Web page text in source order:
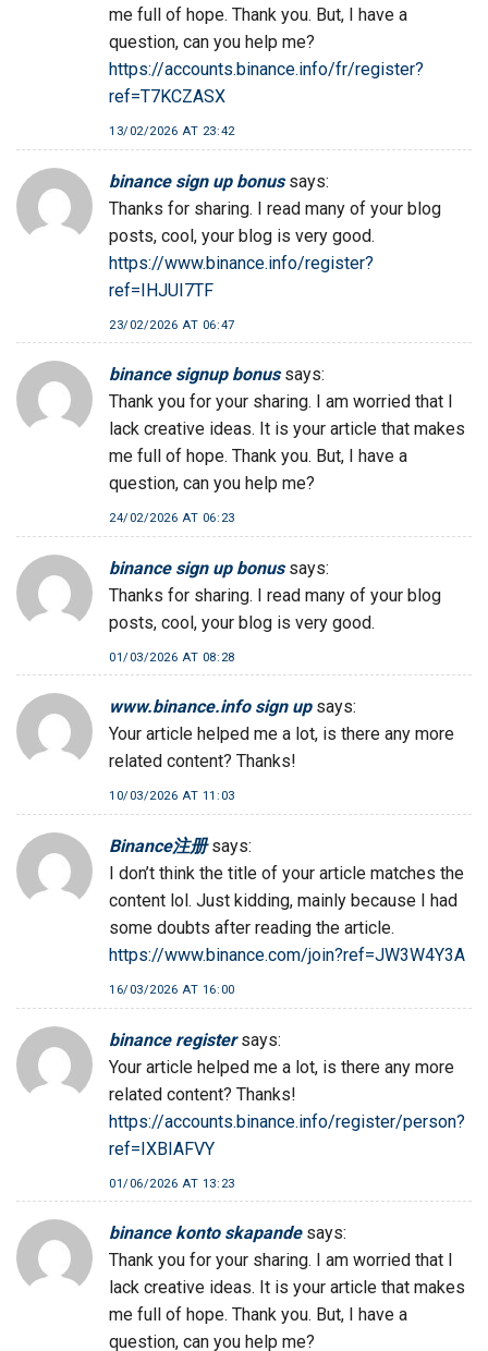
me full of hope. Thank you. But, I have a
question, can you help me?
https://accounts.binance.info/fr/register?
ref=T7KCZASX
13/02/2026 AT 23:42
binance sign up bonus says:
Thanks for sharing. I read many of your blog
posts, cool, your blog is very good.
https://www.binance.info/register?
ref=IHJUI7TF
23/02/2026 AT 06:47
binance signup bonus says:
Thank you for your sharing. I am worried that I
lack creative ideas. It is your article that makes
me full of hope. Thank you. But, I have a
question, can you help me?
24/02/2026 AT 06:23
binance sign up bonus says:
Thanks for sharing. I read many of your blog
posts, cool, your blog is very good.
01/03/2026 AT 08:28
www.binance.info sign up says:
Your article helped me a lot, is there any more
related content? Thanks!
10/03/2026 AT 11:03
Binance注册 says:
I don’t think the title of your article matches the
content lol. Just kidding, mainly because I had
some doubts after reading the article.
https://www.binance.com/join?ref=JW3W4Y3A
16/03/2026 AT 16:00
binance register says:
Your article helped me a lot, is there any more
related content? Thanks!
https://accounts.binance.info/register/person?
ref=IXBIAFVY
01/06/2026 AT 13:23
binance konto skapande says:
Thank you for your sharing. I am worried that I
lack creative ideas. It is your article that makes
me full of hope. Thank you. But, I have a
question, can you help me?